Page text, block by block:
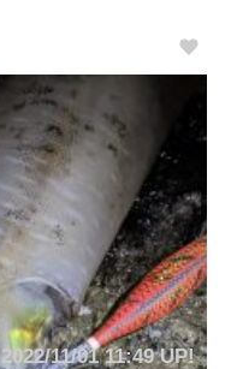
2022/11/01 11:49 UP!